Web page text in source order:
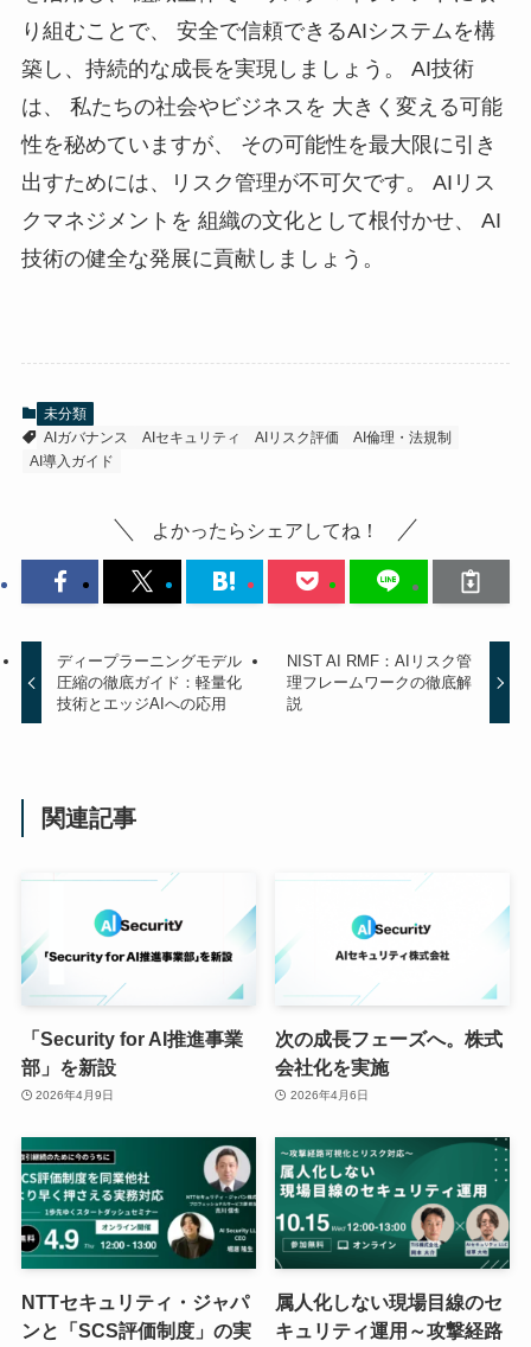
り組むことで、 安全で信頼できるAIシステムを構
築し、持続的な成長を実現しましょう。 AI技術
は、 私たちの社会やビジネスを 大きく変える可能
性を秘めていますが、 その可能性を最大限に引き
出すためには、リスク管理が不可欠です。 AIリス
クマネジメントを 組織の文化として根付かせ、 AI
技術の健全な発展に貢献しましょう。
未分類
AIガバナンス
AIセキュリティ AIリスク評価
AI倫理・法規制
AI導入ガイド
よかったらシェアしてね！
ディープラーニングモデル
圧縮の徹底ガイド：軽量化
技術とエッジAIへの応用
NIST AI RMF：AIリスク管
理フレームワークの徹底解
説
関連記事
「Security for AI推進事業
部」を新設
2026年4月9日
次の成長フェーズへ。株式
会社化を実施
2026年4月6日
NTTセキュリティ・ジャパ
ンと「SCS評価制度」の実
属人化しない現場目線のセ
キュリティ運用～攻撃経路